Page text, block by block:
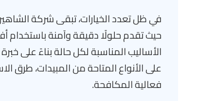
في ظل تعدد الخيارات، تبقى شركة
حيث تقدم حلولًا دقيقة وآمنة باستخدام
الأساليب المناسبة لكل حالة بناءً على
على الأنواع المتاحة من المبيدات، طرق
فعالية المكافحة.